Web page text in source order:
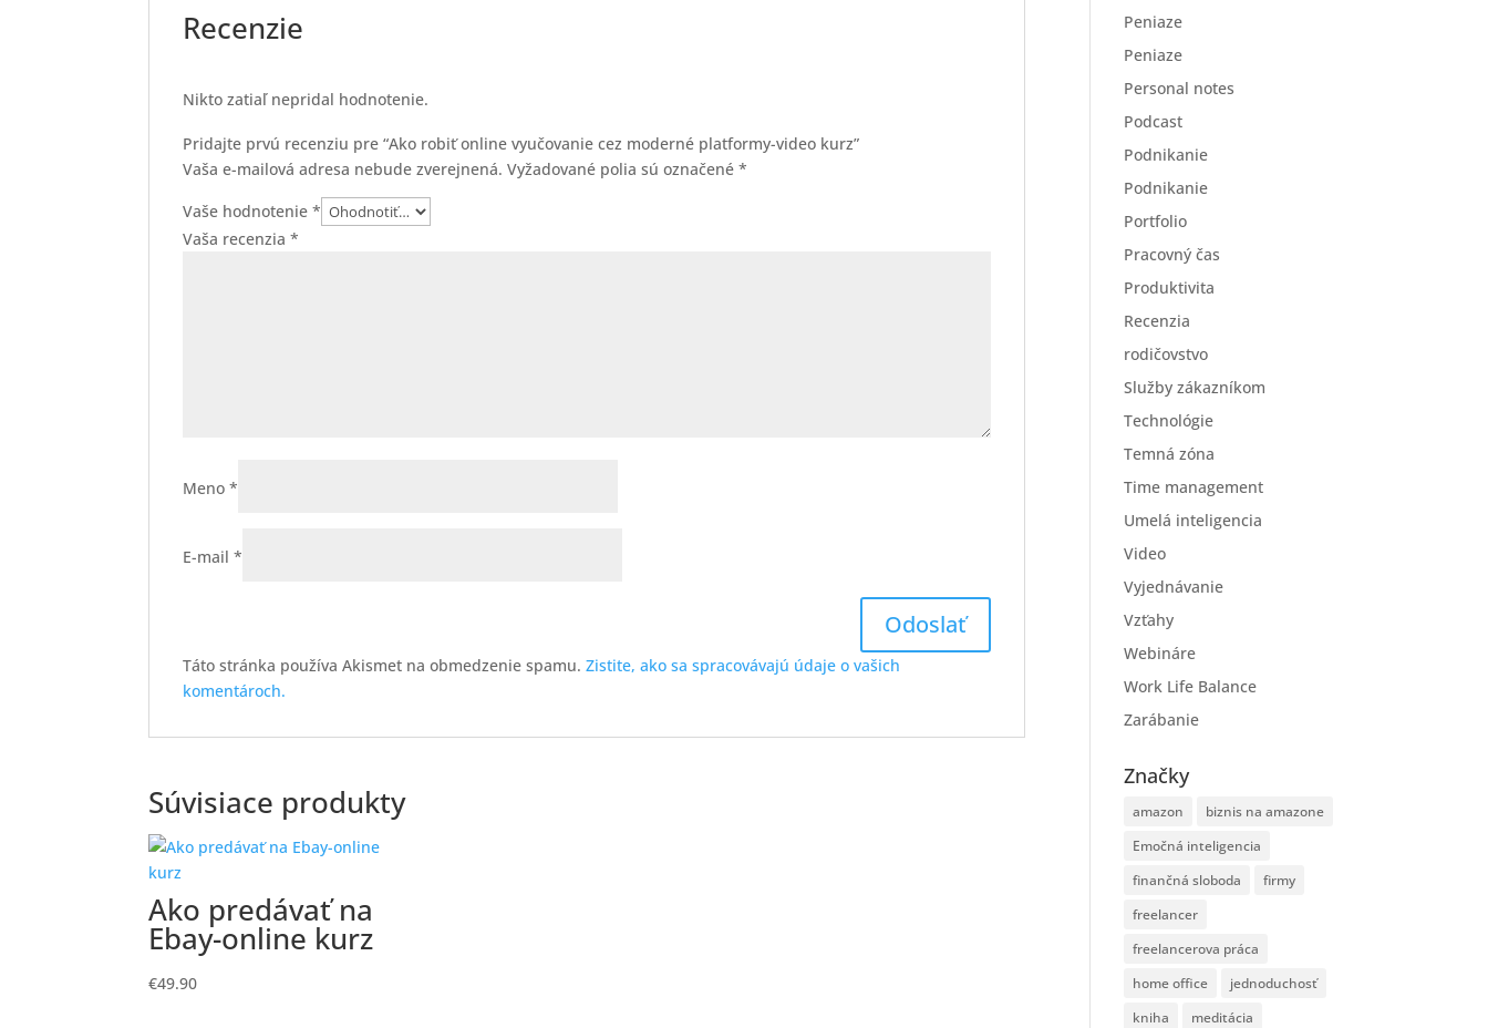
Recenzie
Nikto zatiaľ nepridal hodnotenie.
Pridajte prvú recenziu pre “Ako robiť online vyučovanie cez moderné platformy-video kurz”
Vaša e-mailová adresa nebude zverejnená. Vyžadované polia sú označené*
Vaše hodnotenie*
Vaša recenzia*
Meno*
E-mail*
Táto stránka používa Akismet na obmedzenie spamu.Zistite, ako sa spracovávajú údaje o vašich
komentároch.
Súvisiace produkty
Ako predávať na
Ebay-online kurz
€49.90
Peniaze
Peniaze
Personal notes
Podcast
Podnikanie
Podnikanie
Portfolio
Pracovný čas
Produktivita
Recenzia
rodičovstvo
Služby zákazníkom
Technológie
Temná zóna
Time management
Umelá inteligencia
Video
Vyjednávanie
Vzťahy
Webináre
Work Life Balance
Zarábanie
Značky
amazon
biznis na amazone
Emočná inteligencia
finančná sloboda
firmy
freelancer
freelancerova práca
home office
jednoduchosť
kniha
meditácia